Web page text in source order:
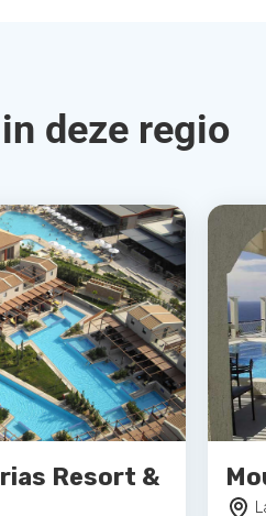
deze regio
Resort &